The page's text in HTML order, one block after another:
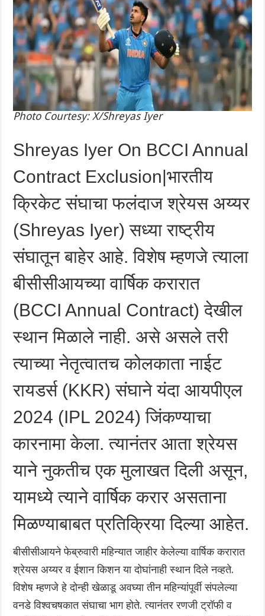
Photo Courtesy: X/Shreyas Iyer
Shreyas Iyer On BCCI Annual
Contract Exclusion|भारतीय
क्रिकेट संघाचा फलंदाज श्रेयस अय्यर
(Shreyas Iyer) सध्या राष्ट्रीय
संघातून बाहेर आहे. विशेष म्हणजे त्याला
बीसीसीआयच्या वार्षिक करारात
(BCCI Annual Contract) देखील
स्थान मिळाले नाही. असे असले तरी
त्याच्या नेतृत्वातच कोलकाता नाईट
रायडर्स (KKR) संघाने यंदा आयपीएल
2024 (IPL 2024) जिंकण्याचा
कारनामा केला. त्यानंतर आता श्रेयस
याने नुकतीच एक मुलाखत दिली असून,
यामध्ये त्याने वार्षिक करार असताना
मिळण्याबाबत प्रतिक्रिया दिल्या आहेत.
बीसीसीआयने फेब्रुवारी महिन्यात जाहीर केलेल्या वार्षिक करारात
श्रेयस अय्यर व ईशान किशन या दोघांनाही स्थान दिले नव्हते.
विशेष म्हणजे हे दोन्ही खेळाडू अवघ्या तीन महिन्यांपूर्वी संपलेल्या
वनडे विश्वचषकात संघाचा भाग होते. त्यानंतर रणजी ट्रॉफी व